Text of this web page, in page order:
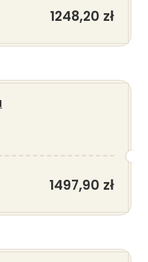
1248,20 zł
1497,90 zł